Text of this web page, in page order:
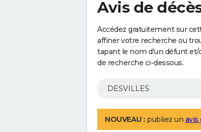
Avis de
Accédez gratuitement sur
affiner votre recherche ou
tapant le nom d'un défunt
de recherche ci-dessous.
NOUVEAU : publiez un avis